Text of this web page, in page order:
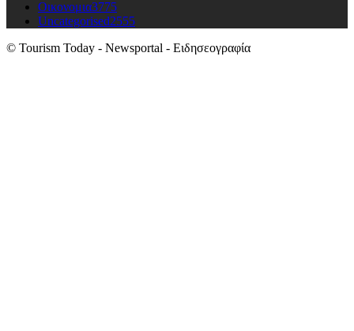
Οικονομια3775
Uncategorised2555
© Tourism Today - Newsportal - Ειδησεογραφία